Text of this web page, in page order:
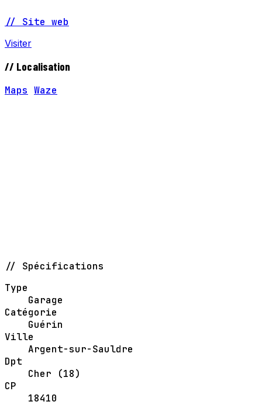
// Site web
Visiter
// Localisation
Maps Waze
// Spécifications
Type
Garage
Catégorie
Guérin
Ville
Argent-sur-Sauldre
Dpt
Cher (18)
CP
18410